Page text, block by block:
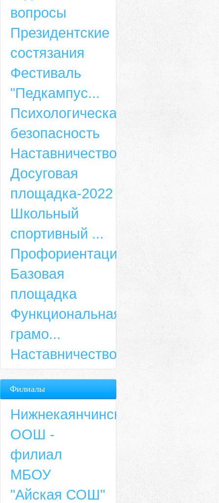
вопросы
Президентские
состязания
Фестиваль
"Педкампус...
Психологическая
безопасность
Наставничество
Досуговая
площадка-2022
Школьный
спортивный ...
Профориентация
Базовая
площадка
Функциональная
грамо...
Наставничество
Филиалы
Нижнекаянчинская
ООШ -
филиал
МБОУ
"Айская СОШ"